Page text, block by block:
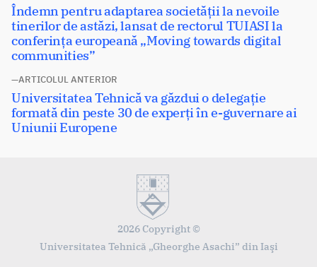
în
articole
ARTICOLUL ANTERIOR
Articolul
anterior:
Universitatea Tehnică va găzdui o delegație
formată din peste 30 de experți în e-guvernare ai
Uniunii Europene
Articolul
următor:
Îndemn pentru adaptarea societății la nevoile
tinerilor de astăzi, lansat de rectorul TUIASI la
conferința europeană „Moving towards digital
communities”
2026 Copyright ©
Universitatea Tehnică „Gheorghe Asachi” din Iaşi